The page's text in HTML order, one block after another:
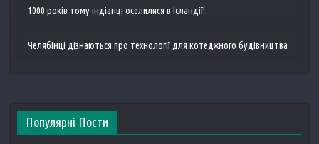
1000 років тому індіанці оселилися в Ісландії!
Челябінці дізнаються про технології для котеджного будівництва
Популярні Пости